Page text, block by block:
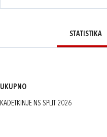
STATISTIKA
UKUPNO
KADETKINJE NS SPLIT 2026